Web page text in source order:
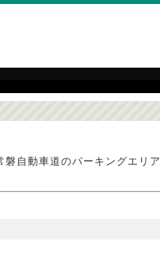
自動車道のパーキングエリア